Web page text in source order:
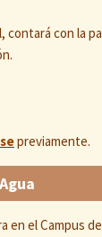
contará con la
previamente.
en el Campus